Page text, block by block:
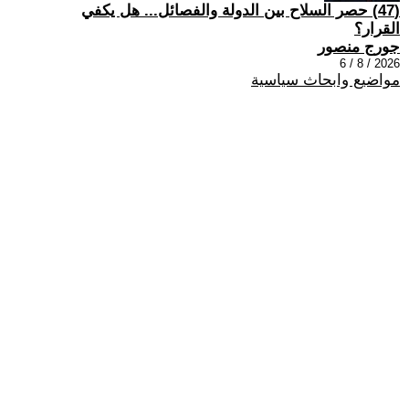
(47) حصر السلاح بين الدولة والفصائل... هل يكفي
القرار؟
جورج منصور
2026 / 8 / 6
مواضيع وابحاث سياسية